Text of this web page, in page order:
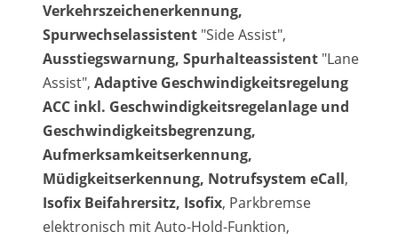
Verkehrszeichenerkennung,
Spurwechselassistent "Side Assist",
Ausstiegswarnung, Spurhalteassistent "Lane
Assist", Adaptive Geschwindigkeitsregelung
ACC inkl. Geschwindigkeitsregelanlage und
Geschwindigkeitsbegrenzung,
Aufmerksamkeitserkennung,
Müdigkeitserkennung, Notrufsystem eCall,
Isofix Beifahrersitz, Isofix, Parkbremse
elektronisch mit Auto-Hold-Funktion,